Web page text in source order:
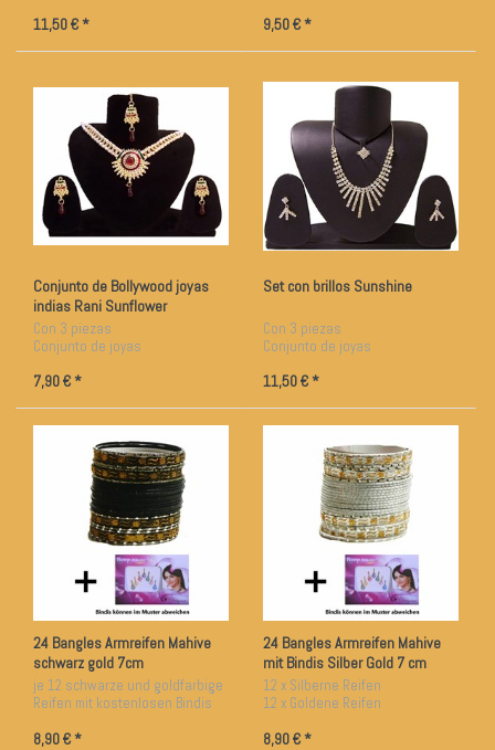
11,50 € * 9,50 € *
Conjunto de Bollywood joyas
indias Rani Sunflower
Con 3 piezas
Conjunto de joyas
7,90 € *
Set con brillos Sunshine
Con 3 piezas
Conjunto de joyas
11,50 € *
24 Bangles Armreifen Mahive
schwarz gold 7cm
Durchmesser
je 12 schwarze und goldfarbige
Reifen mit kostenlosen Bindis
8,90 € *
24 Bangles Armreifen Mahive
mit Bindis Silber Gold 7 cm
Durchmesser
12 x Silberne Reifen
12 x Goldene Reifen
8,90 € *